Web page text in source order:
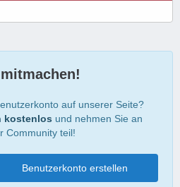
auf unserer Seite?
kostenlos und nehmen Sie an
Community teil!
Benutzerkonto erstellen